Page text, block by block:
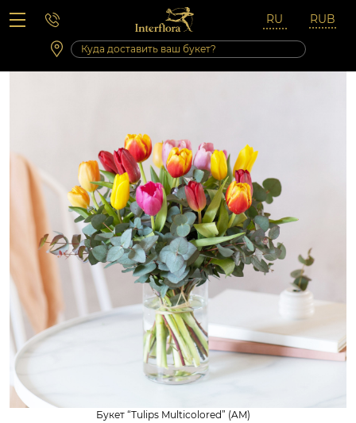
Вопросы-ответы
Сб 10:00 ‐ 14:00
Выходные и праздничные дни
Букет “Tulips Multicolored” (AM)